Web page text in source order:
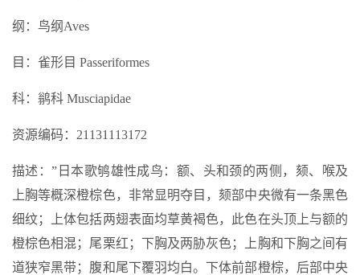
纲：鸟纲Aves
目：雀形目 Passeriformes
科：鹟科 Musciapidae
资源编码：21131113172
描述：”日本歌鸲雄性成鸟：额、头和颈的两侧，颏、喉及
上胸等概深橙棕色，非常显明夺目，颏部中央微有一条黑色
细纹；上体包括两翅表面均草黄褐色，此色在头顶上与额的
橙棕色相混；尾栗红；下胸及两胁灰色；上胸和下胸之间有
道狭窄黑带；腹和尾下覆羽均白。下体前部橙棕，后部中央